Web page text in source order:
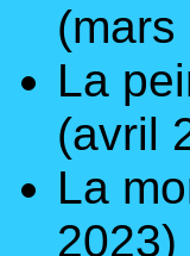
(mars
La
(avril
La
2023)